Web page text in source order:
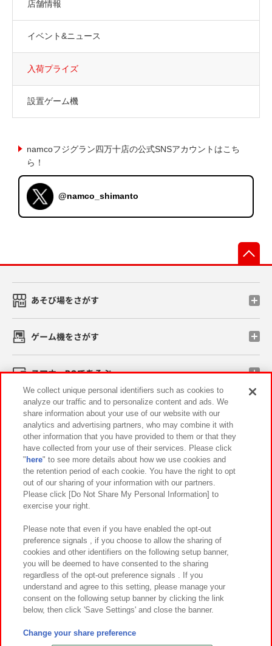
店舗情報
イベント&ニュース
入荷プライズ
設置ゲーム機
namcoフジグラン四万十店の公式SNSアカウントはこち
ら！
@namco_shimanto
あそび場をさがす
ゲーム機をさがす
スマホ・PCであそぶ
イベント・キャンペーン
関連会社 サステナビリティ サイトポリシー
プライバシーポリシー ウェブアクセシビリティ方針と検証結果
お取引先さまとともに
カスタマーハラスメント対応方針 よくあるご質問・お問い合わせ
©Bandai Namco Amusement Inc.
©Bandai Namco Amusement Lab Inc.
We collect unique personal identifiers such as cookies to
analyze our traffic and to personalize content and ads. We
share information about your use of our website with our
analytics and advertising partners, who may combine it with
other information that you have provided to them or that they
have collected from your use of their services. Please click
" here" to see more details about how we use cookies and
the retention period of each cookie. You have the right to opt
out of our sharing of your information with our partners.
Please click [Do Not Share My Personal Information] to
exercise your right.
Please note that even if you have enabled the opt-out
preference signals , if you choose to allow the sharing of
cookies and other identifiers on the following setup banner,
you will be deemed to have consented to the sharing
regardless of the opt-out preference signals . If you
understand and agree to this setting, please manage your
consent on the following setup banner by clicking the link
below, then click 'Save Settings' and close the banner.
Change your share preference